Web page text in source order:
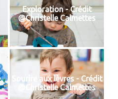
Exploration - Crédit
@Christelle Calmettes
Sourire aux lèvres - Crédit
@Christelle Calmettes